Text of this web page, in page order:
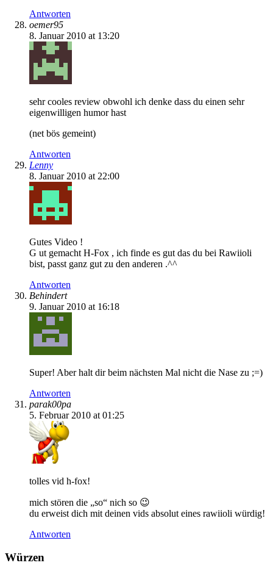
Antworten
oemer95
8. Januar 2010 at 13:20
sehr cooles review obwohl ich denke dass du einen sehr
eigenwilligen humor hast
(net bös gemeint)
Antworten
Lenny
8. Januar 2010 at 22:00
Gutes Video !
G ut gemacht H-Fox , ich finde es gut das du bei Rawiioli
bist, passt ganz gut zu den anderen .^^
Antworten
Behindert
9. Januar 2010 at 16:18
Super! Aber halt dir beim nächsten Mal nicht die Nase zu ;=)
Antworten
parak00pa
5. Februar 2010 at 01:25
tolles vid h-fox!
mich stören die „so“ nich so 😉
du erweist dich mit deinen vids absolut eines rawiioli würdig!
Antworten
Würzen